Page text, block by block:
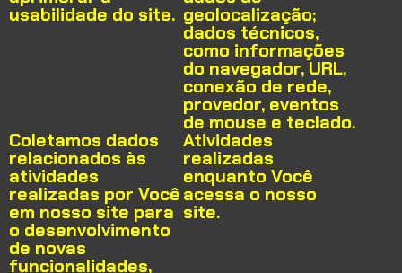
usabilidade do site. geolocalização;
dados técnicos,
como informações
do navegador, URL,
conexão de rede,
provedor, eventos
de mouse e teclado.
Coletamos dados
relacionados às
atividades
realizadas por Você
em nosso site para
o desenvolvimento
de novas
funcionalidades,
Atividades
realizadas
enquanto Você
acessa o nosso
site.